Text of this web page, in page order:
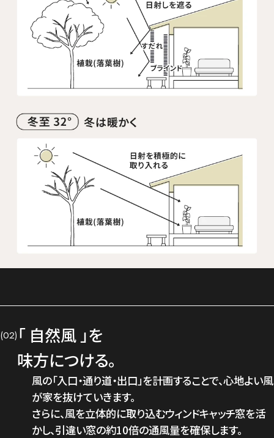
(02) 「 自然風 」を
味方につける。
風の「入口・通り道・出口」を計画することで、心地よい風
が家を抜けていきます。
さらに、風を立体的に取り込むウィンドキャッチ窓を活
かし、引違い窓の約10倍の通風量を確保します。